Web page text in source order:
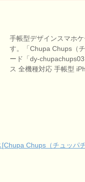
手帳型デザインスマホ
す。「Chupa Chups（
ード「dy-
ス 全機種対応 手帳型
[Chupa Chups（チュッパ